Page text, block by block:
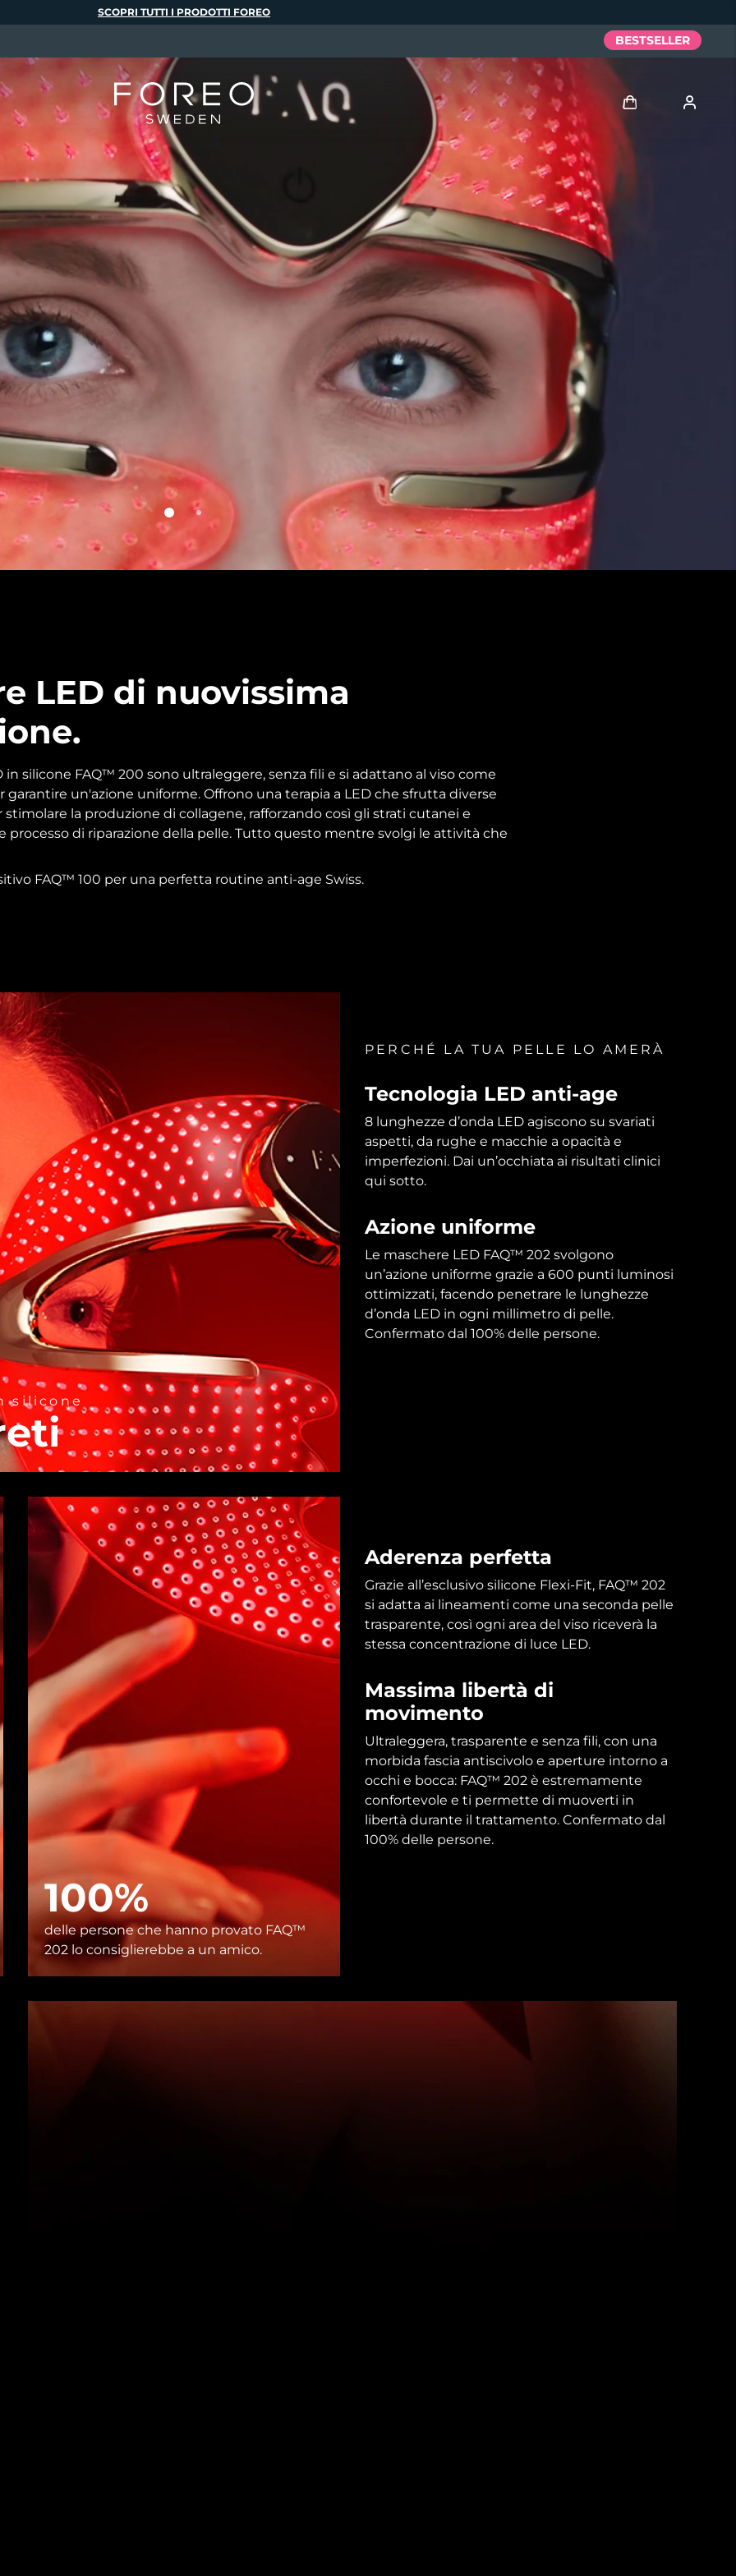
LED di nuovissima
in silicone FAQ™ 200 sono ultraleggere, senza fili e si adattano al viso come
garantire un'azione uniforme. Offrono una terapia a LED che sfrutta diverse
stimolare la produzione di collagene, rafforzando così gli strati cutanei e
processo di riparazione della pelle. Tutto questo mentre svolgi le attività che
FAQ™ 100 per una perfetta routine anti-age Swiss.
PERCHÉ LA TUA PELLE LO AMERÀ
Tecnologia LED anti-age
8 lunghezze d’onda LED agiscono su svariati
aspetti, da rughe e macchie a opacità e
imperfezioni. Dai un’occhiata ai risultati clinici
qui sotto.
Azione uniforme
Le maschere LED FAQ™ 202 svolgono
un’azione uniforme grazie a 600 punti luminosi
ottimizzati, facendo penetrare le lunghezze
d’onda LED in ogni millimetro di pelle.
Confermato dal 100% delle persone.
silicone
100%
delle persone che hanno provato FAQ™
202 lo consiglierebbe a un amico.
Aderenza perfetta
Grazie all’esclusivo silicone Flexi-Fit, FAQ™ 202
si adatta ai lineamenti come una seconda pelle
trasparente, così ogni area del viso riceverà la
stessa concentrazione di luce LED.
Massima libertà di
movimento
Ultraleggera, trasparente e senza fili, con una
morbida fascia antiscivolo e aperture intorno a
occhi e bocca: FAQ™ 202 è estremamente
confortevole e ti permette di muoverti in
libertà durante il trattamento. Confermato dal
100% delle persone.
SCOPRI TUTTI I PRODOTTI FOREO
BESTSELLER
Profilo utente
I miei dispositivi
I miei abbonamenti